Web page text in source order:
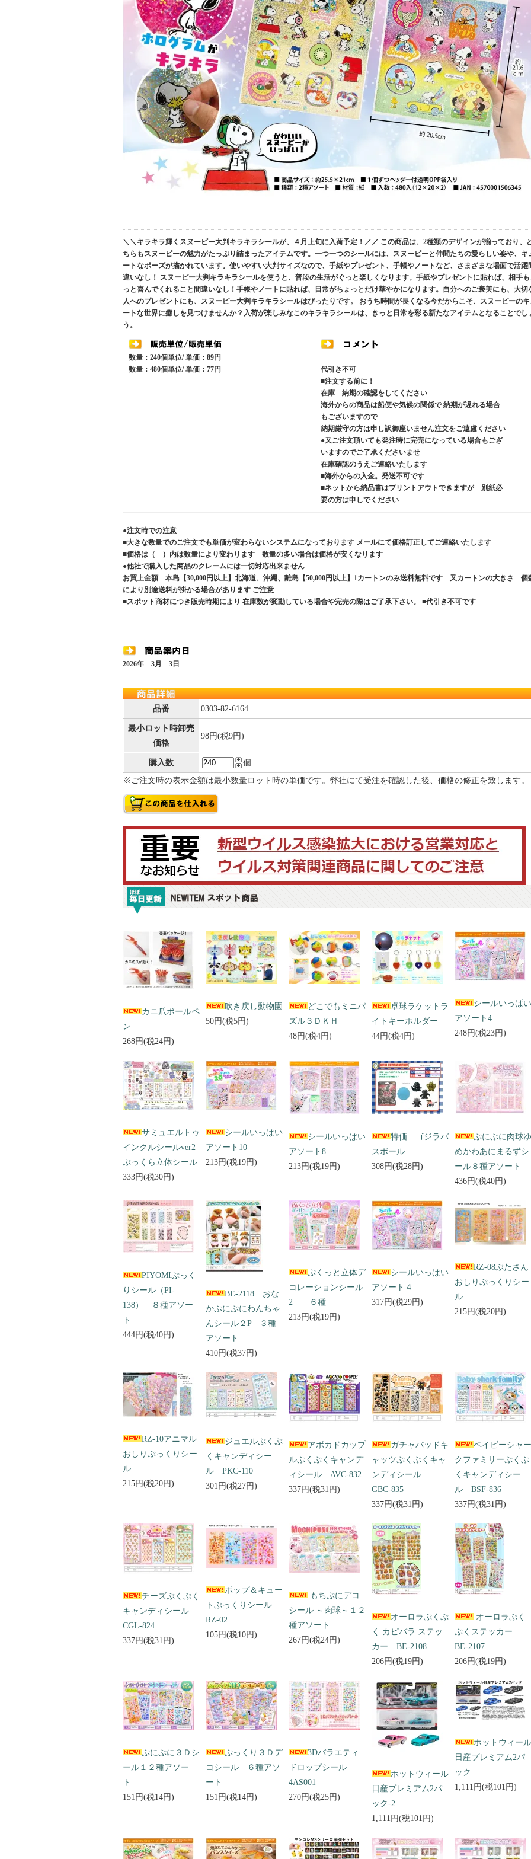
＼＼キラキラ輝くスヌーピー大判キラキラシールが、４月上旬に入荷予定！／／ この商品は、2種類のデザインが揃っており、
ちらもスヌーピーの魅力がたっぷり詰まったアイテムです。一つ一つのシールには、スヌーピーと仲間たちの愛らしい姿や、キ
ートなポーズが描かれています。使いやすい大判サイズなので、手紙やプレゼント、手帳やノートなど、さまざまな場面で活躍
違いなし！ スヌーピー大判キラキラシールを使うと、普段の生活がぐっと楽しくなります。手紙やプレゼントに貼れば、相手
っと喜んでくれること間違いなし！手帳やノートに貼れば、日常がちょっとだけ華やかになります。自分へのご褒美にも、大切
人へのプレゼントにも、スヌーピー大判キラキラシールはぴったりです。 おうち時間が長くなる今だからこそ、スヌーピーの
ートな世界に癒しを見つけませんか？入荷が楽しみなこのキラキラシールは、きっと日常を彩る新たなアイテムとなることでし
う。
数量：240個単位/ 単価：89円
数量：480個単位/ 単価：77円
代引き不可
■注文する前に！
在庫 納期の確認をしてください
海外からの商品は船便や気候の関係で 納期が遅れる場合
もございますので
納期厳守の方は申し訳御座いません注文をご遠慮ください
●又ご注文頂いても発注時に完売になっている場合もござ
いますのでご了承くださいませ
在庫確認のうえご連絡いたします
■海外からの入金。発送不可です
■ネットから納品書はプリントアウトできますが 別紙必
要の方は申しでください
●注文時での注意
■大きな数量でのご注文でも単価が変わらないシステムになっております メールにて価格訂正してご連絡いたします
■価格は（ ）内は数量により変わります 数量の多い場合は価格が安くなります
●他社で購入した商品のクレームには一切対応出来ません
お買上金額 本島【30,000円以上】北海道、沖縄、離島【50,000円以上】1カートンのみ送料無料です 又カートンの大きさ 個
により別途送料が掛かる場合があります ご注意
■スポット商材につき販売時期により 在庫数が変動している場合や完売の際はご了承下さい。 ■代引き不可です
2026年 3月 3日
品番 0303-82-6164
最小ロット時卸売
価格
98円(税9円)
購入数
個
※ご注文時の表示金額は最小数量ロット時の単価です。弊社にて受注を確認した後、価格の修正を致します。
カニ爪ボールペ
ン
268円(税24円)
吹き戻し動物園
50円(税5円)
どこでもミニパ
ズル３ＤＫＨ
48円(税4円)
卓球ラケットラ
イトキーホルダー
44円(税4円)
シールいっぱい
アソート4
248円(税23円)
サミュエルトゥ
インクルシールver2
ぷっくら立体シール
333円(税30円)
シールいっぱい
アソート10
213円(税19円)
シールいっぱい
アソート8
213円(税19円)
特価 ゴジラバ
スボール
308円(税28円)
ぷにぷに肉球ゆ
めかわあにまるずシ
ール８種アソート
436円(税40円)
PIYOMIぷっく
りシール（PI-
138） ８種アソー
ト
444円(税40円)
BE-2118 おな
かぷにぷにわんちゃ
んシール２P ３種
アソート
410円(税37円)
ぷくっと立体デ
コレーションシール
2 ６種
213円(税19円)
シールいっぱい
アソート４
317円(税29円)
RZ-08ぶたさん
おしりぷっくりシー
ル
215円(税20円)
RZ-10アニマル
おしりぷっくりシー
ル
215円(税20円)
ジュエルぷくぷ
くキャンディシー
ル PKC-110
301円(税27円)
アボカドカップ
ルぷくぷくキャンデ
ィシール AVC-832
337円(税31円)
ガチャバッドキ
ャッツぷくぷくキャ
ンディシール
GBC-835
337円(税31円)
ベイビーシャー
クファミリーぷくぷ
くキャンディシー
ル BSF-836
337円(税31円)
チーズぷくぷく
キャンディシール
CGL-824
337円(税31円)
ポップ＆キュー
トぷっくりシール
RZ-02
105円(税10円)
もちぷにデコ
シール ～肉球～１２
種アソート
267円(税24円)
オーロラぷくぷ
く カピバラ ステッ
カー BE-2108
206円(税19円)
オーロラぷく
ぷくステッカー
BE-2107
206円(税19円)
ぷにぷに３Ｄシ
ール１２種アソー
ト
151円(税14円)
ぷっくり３Ｄデ
コシール ６種アソ
ート
151円(税14円)
3Dバラエティ
ドロップシール
4AS001
270円(税25円)
ホットウィール
日産プレミアム2パ
ック-2
1,111円(税101円)
ホットウィール
日産プレミアム2パ
ック
1,111円(税101円)